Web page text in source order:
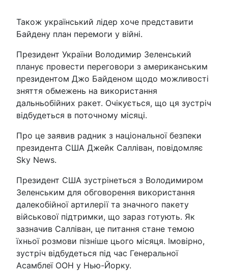
Також український лідер хоче представити
Байдену план перемоги у війні.
Президент України Володимир Зеленський
планує провести переговори з американським
президентом Джо Байденом щодо можливості
зняття обмежень на використання
дальньобійних ракет. Очікується, що ця зустріч
відбудеться в поточному місяці.
Про це заявив радник з національної безпеки
президента США Джейк Салліван, повідомляє
Sky News.
Президент США зустрінеться з Володимиром
Зеленським для обговорення використання
далекобійної артилерії та значного пакету
військової підтримки, що зараз готують. Як
зазначив Салліван, це питання стане темою
їхньої розмови пізніше цього місяця. Імовірно,
зустріч відбудеться під час Генеральної
Асамблеї ООН у Нью-Йорку.